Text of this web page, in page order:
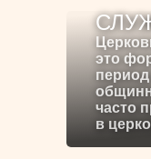
это
период
часто
в